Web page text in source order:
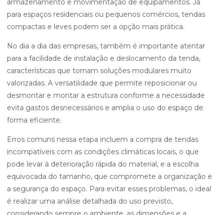
armazenamento e movimentação de equipamentos. Já
para espaços residenciais ou pequenos comércios, tendas
compactas e leves podem ser a opção mais prática.
No dia a dia das empresas, também é importante atentar
para a facilidade de instalação e deslocamento da tenda,
características que tornam soluções modulares muito
valorizadas. A versatilidade que permite reposicionar ou
desmontar e montar a estrutura conforme a necessidade
evita gastos desnecessários e amplia o uso do espaço de
forma eficiente.
Erros comuns nessa etapa incluem a compra de tendas
incompatíveis com as condições climáticas locais, o que
pode levar à deterioração rápida do material, e a escolha
equivocada do tamanho, que compromete a organização e
a segurança do espaço. Para evitar esses problemas, o ideal
é realizar uma análise detalhada do uso previsto,